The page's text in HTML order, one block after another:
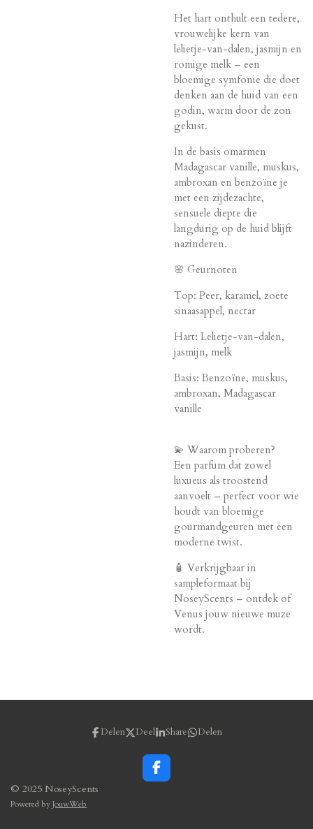
Het hart onthult een tedere,
vrouwelijke kern van
lelietje-van-dalen, jasmijn en
romige melk – een
bloemige symfonie die doet
denken aan de huid van een
godin, warm door de zon
gekust.
In de basis omarmen
Madagascar vanille, muskus,
ambroxan en benzoïne je
met een zijdezachte,
sensuele diepte die
langdurig op de huid blijft
nazinderen.
🌸 Geurnoten
Top: Peer, karamel, zoete
sinaasappel, nectar
Hart: Lelietje-van-dalen,
jasmijn, melk
Basis: Benzoïne, muskus,
ambroxan, Madagascar
vanille
💫 Waarom proberen?
Een parfum dat zowel
luxueus als troostend
aanvoelt – perfect voor wie
houdt van bloemige
gourmandgeuren met een
moderne twist.
🧴 Verkrijgbaar in
sampleformaat bij
NoseyScents – ontdek of
Venus jouw nieuwe muze
wordt.
Delen Deel Share Delen
F
a
© 2025 NoseyScents
Powered byJouwWeb